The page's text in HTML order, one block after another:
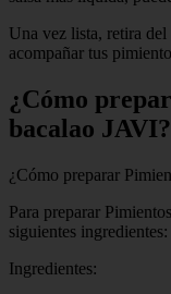
Una vez lista, retira
acompañar tus
¿Cómo
bacalao JAVI?
¿Cómo preparar
Para preparar
siguientes ingredientes:
Ingredientes: